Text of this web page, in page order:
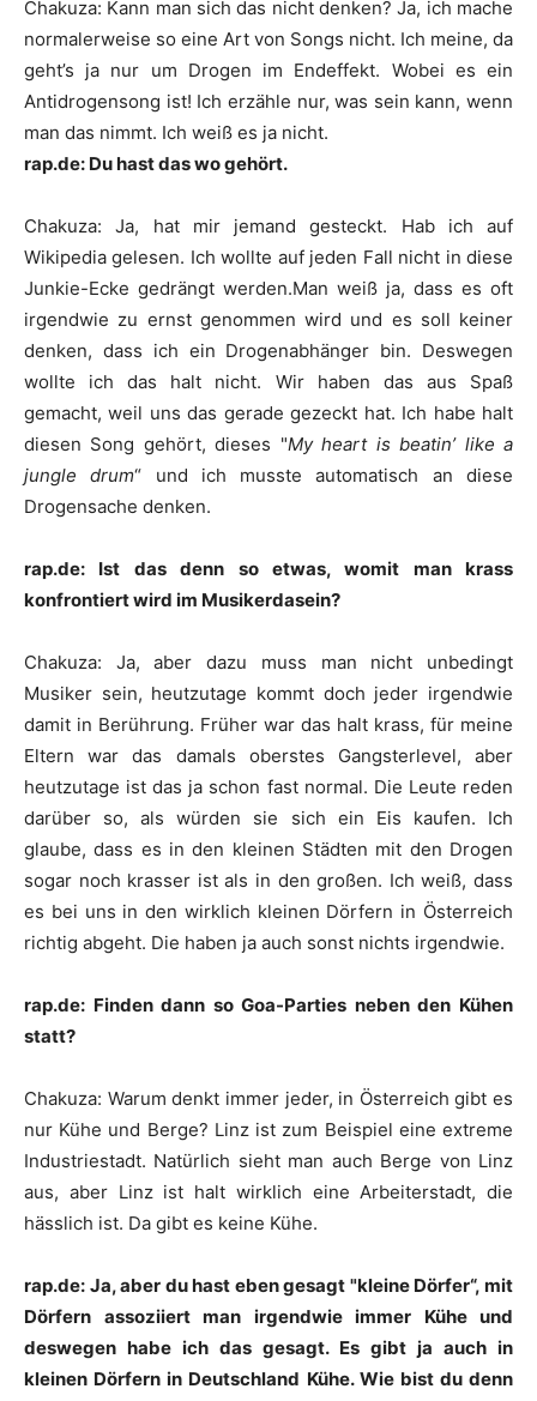
Chakuza: Kann man sich das nicht denken? Ja, ich mache
normalerweise so eine Art von Songs nicht. Ich meine, da
geht’s ja nur um Drogen im Endeffekt. Wobei es ein
Antidrogensong ist! Ich erzähle nur, was sein kann, wenn
man das nimmt. Ich weiß es ja nicht.
rap.de: Du hast das wo gehört.
Chakuza: Ja, hat mir jemand gesteckt. Hab ich auf
Wikipedia gelesen. Ich wollte auf jeden Fall nicht in diese
Junkie-Ecke gedrängt werden.Man weiß ja, dass es oft
irgendwie zu ernst genommen wird und es soll keiner
denken, dass ich ein Drogenabhänger bin. Deswegen
wollte ich das halt nicht. Wir haben das aus Spaß
gemacht, weil uns das gerade gezeckt hat. Ich habe halt
diesen Song gehört, dieses "My heart is beatin’ like a
jungle drum“ und ich musste automatisch an diese
Drogensache denken.
rap.de: Ist das denn so etwas, womit man krass
konfrontiert wird im Musikerdasein?
Chakuza: Ja, aber dazu muss man nicht unbedingt
Musiker sein, heutzutage kommt doch jeder irgendwie
damit in Berührung. Früher war das halt krass, für meine
Eltern war das damals oberstes Gangsterlevel, aber
heutzutage ist das ja schon fast normal. Die Leute reden
darüber so, als würden sie sich ein Eis kaufen. Ich
glaube, dass es in den kleinen Städten mit den Drogen
sogar noch krasser ist als in den großen. Ich weiß, dass
es bei uns in den wirklich kleinen Dörfern in Österreich
richtig abgeht. Die haben ja auch sonst nichts irgendwie.
rap.de: Finden dann so Goa-Parties neben den Kühen
statt?
Chakuza: Warum denkt immer jeder, in Österreich gibt es
nur Kühe und Berge? Linz ist zum Beispiel eine extreme
Industriestadt. Natürlich sieht man auch Berge von Linz
aus, aber Linz ist halt wirklich eine Arbeiterstadt, die
hässlich ist. Da gibt es keine Kühe.
rap.de: Ja, aber du hast eben gesagt "kleine Dörfer“, mit
Dörfern assoziiert man irgendwie immer Kühe und
deswegen habe ich das gesagt. Es gibt ja auch in
kleinen Dörfern in Deutschland Kühe. Wie bist du denn